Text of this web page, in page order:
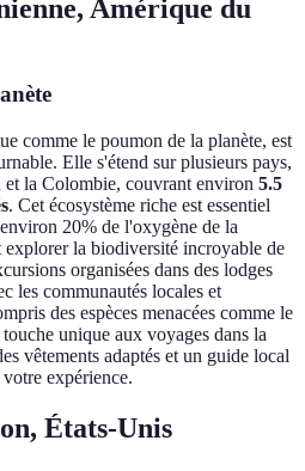
Amérique du
comme le poumon de la planète, est
Elle s'étend sur plusieurs pays,
la Colombie, couvrant environ 5.5
. Cet écosystème riche est essentiel
20% de l'oxygène de la
la biodiversité incroyable de
organisées dans des lodges
les communautés locales et
des espèces menacées comme le
unique aux voyages dans la
vêtements adaptés et un guide local
expérience.
États-Unis